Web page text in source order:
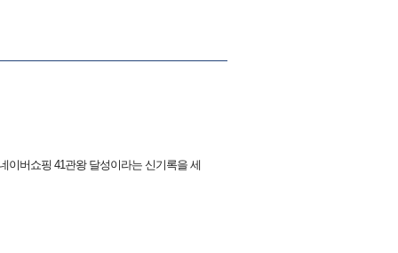
이버쇼핑 41관왕 달성이라는 신기록을 세